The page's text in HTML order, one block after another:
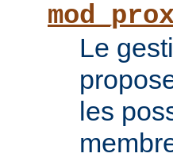
Le
les